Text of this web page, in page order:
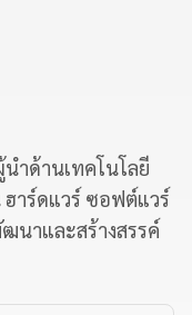
ำด้านเทคโนโลยี
าร์ดแวร์ ซอฟต์แวร์
นาและสร้างสรรค์